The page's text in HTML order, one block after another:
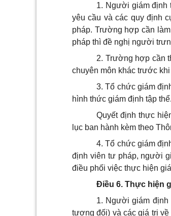
1. Người giám định
yêu cầu và các quy định
pháp. Trường hợp cần
pháp thì đề nghị người
2. Trường hợp cần
chuyên môn khác trước
3.Tổ chức giám
hình thức giám định tập
Quyết định thực
lục ban hành kèm theo
4.Tổ chức giám
định viên tư pháp, người
điều phối việc thực hiện
Điều 6. Thực hiện
1. Người giám định
tương đối) và các giá trị